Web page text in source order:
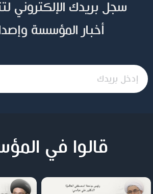
سجل بريدك الإلكتروني
أخبار المؤسسة
قالوا في